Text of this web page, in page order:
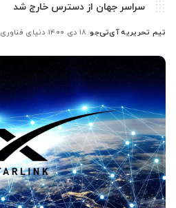
سراسر جهان از دسترس خارج شد
ارسال
توسط
تیم تحریریه آی‌تی‌جو ۱۸ دی ۱۴۰۰ دنیای فناوری